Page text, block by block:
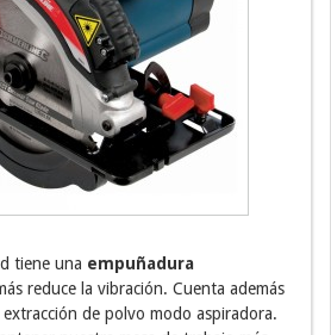
tiene una empuñadura
reduce la vibración. Cuenta además
de polvo modo aspiradora.